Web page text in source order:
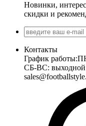
Новинки,
скидки и
Контакты
График работы:
СБ-ВС: выходной